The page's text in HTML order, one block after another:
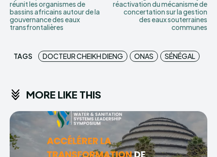
réunit les organismes de
bassins africains autour de la
gouvernance des eaux
transfrontalières
réactivation du mécanisme de
concertation sur la gestion
des eaux souterraines
communes
TAGS DOCTEUR CHEIKH DIENG ONAS SÉNÉGAL
MORE LIKE THIS